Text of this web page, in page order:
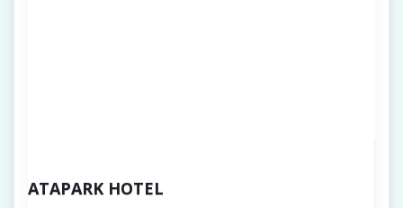
ATAPARK HOTEL